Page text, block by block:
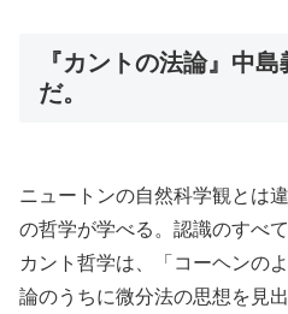
『カントの法論』中
だ。
ニュートンの自然科学観とは
の哲学が学べる。認識のすべ
カント哲学は、「コーヘンの
論のうちに微分法の思想を見